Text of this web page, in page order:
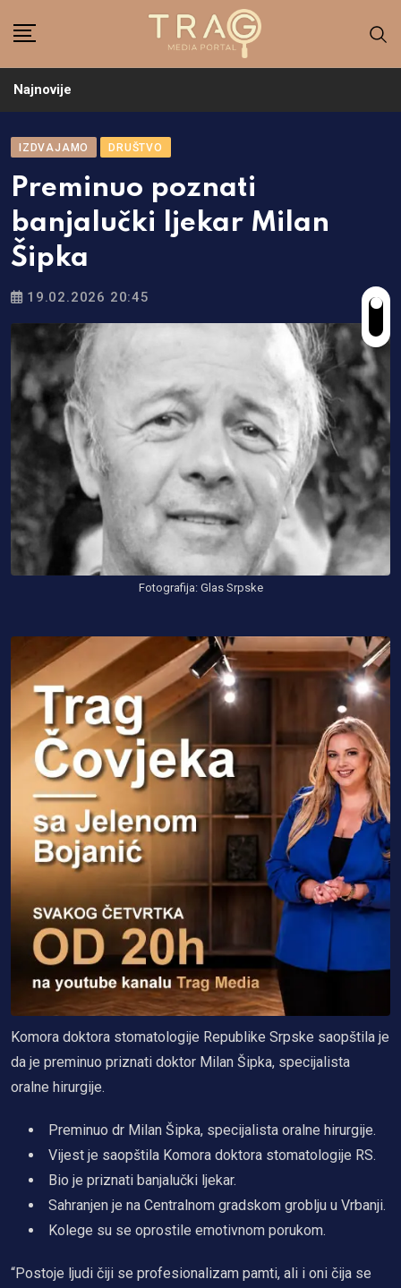
Najnovije
IZDVAJAMO DRUŠTVO
Preminuo poznati
banjalučki ljekar Milan
Šipka
19.02.2026 20:45
Fotografija: Glas Srpske
Komora doktora stomatologije Republike Srpske saopštila je
da je preminuo priznati doktor Milan Šipka, specijalista
oralne hirurgije.
Preminuo dr Milan Šipka, specijalista oralne hirurgije.
Vijest je saopštila Komora doktora stomatologije RS.
Bio je priznati banjalučki ljekar.
Sahranjen je na Centralnom gradskom groblju u Vrbanji.
Kolege su se oprostile emotivnom porukom.
“Postoje ljudi čiji se profesionalizam pamti, ali i oni čija se